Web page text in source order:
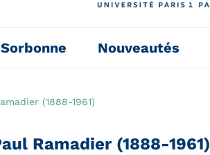
Nouveautés
(1888-1961)
Ramadier (1888-1961)